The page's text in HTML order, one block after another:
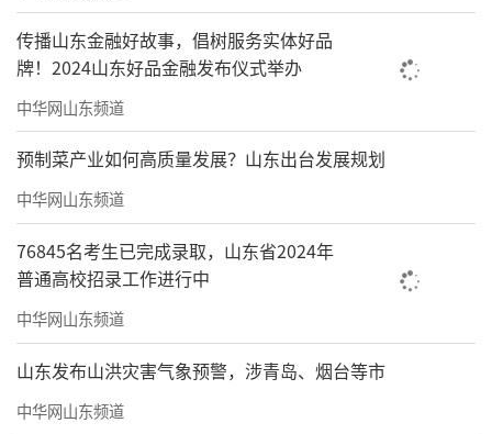
传播山东金融好故事，倡树服务实体好品
牌！2024山东好品金融发布仪式举办
中华网山东频道
预制菜产业如何高质量发展？山东出台发展规划
中华网山东频道
76845名考生已完成录取，山东省2024年
普通高校招录工作进行中
中华网山东频道
山东发布山洪灾害气象预警，涉青岛、烟台等市
中华网山东频道